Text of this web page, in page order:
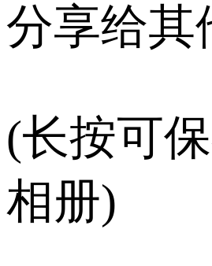
分享给其
(长按可
相册)